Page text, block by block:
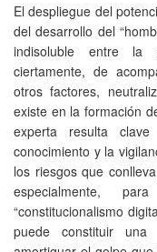
El despliegue del
del desarrollo del
indisoluble entre la
ciertamente, de
otros factores,
existe en la formación
experta resulta
conocimiento y la
los riesgos que
especialmente,
“constitucionalismo
puede constituir